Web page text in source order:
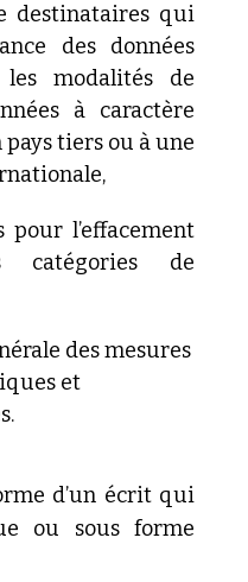
destinataires qui
des données
les modalités de
à caractère
tiers ou à une
pour l’effacement
catégories de
des mesures
et
d’un écrit qui
ou sous forme